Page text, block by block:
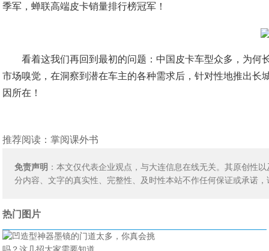
季军，蝉联高端皮卡销量排行榜冠军！
看着这我们再回到最初的问题：中国皮卡车型众多，为
市场嗅觉，在洞察到潜在车主的各种需求后，针对性地推出
因所在！
推荐阅读：掌阅课外书
免责声明 ：本文仅代表企业观点，与大连信息在线无关。其原创性
分内容、文字的真实性、完整性、及时性本站不作任何保证或承诺
热门图片